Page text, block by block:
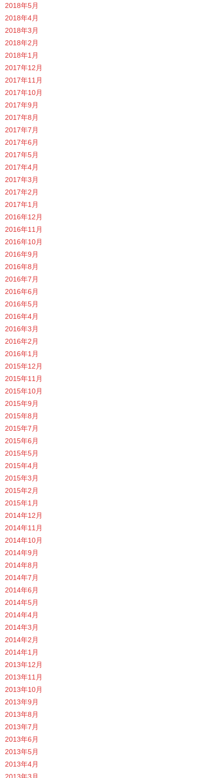
2018年5月
2018年4月
2018年3月
2018年2月
2018年1月
2017年12月
2017年11月
2017年10月
2017年9月
2017年8月
2017年7月
2017年6月
2017年5月
2017年4月
2017年3月
2017年2月
2017年1月
2016年12月
2016年11月
2016年10月
2016年9月
2016年8月
2016年7月
2016年6月
2016年5月
2016年4月
2016年3月
2016年2月
2016年1月
2015年12月
2015年11月
2015年10月
2015年9月
2015年8月
2015年7月
2015年6月
2015年5月
2015年4月
2015年3月
2015年2月
2015年1月
2014年12月
2014年11月
2014年10月
2014年9月
2014年8月
2014年7月
2014年6月
2014年5月
2014年4月
2014年3月
2014年2月
2014年1月
2013年12月
2013年11月
2013年10月
2013年9月
2013年8月
2013年7月
2013年6月
2013年5月
2013年4月
2013年3月